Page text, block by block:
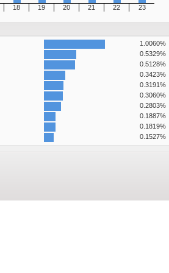
18 19 20 21 22
23
1.0060%
0.5329%
0.5128%
0.3423%
0.3191%
0.3060%
0.2803%
0.1887%
0.1819%
0.1527%